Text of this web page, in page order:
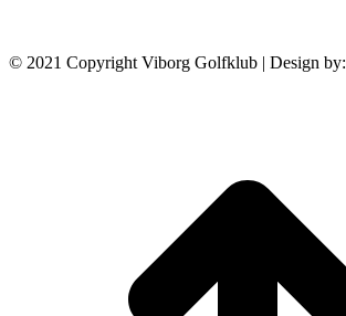
© 2021 Copyright Viborg Golfklub | Design by: